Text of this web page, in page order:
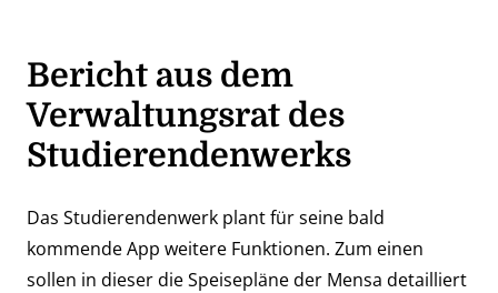
Bericht aus dem
Verwaltungsrat des
Studierendenwerks
Das Studierendenwerk plant für seine bald
kommende App weitere Funktionen. Zum einen
sollen in dieser die Speisepläne der Mensa detailliert